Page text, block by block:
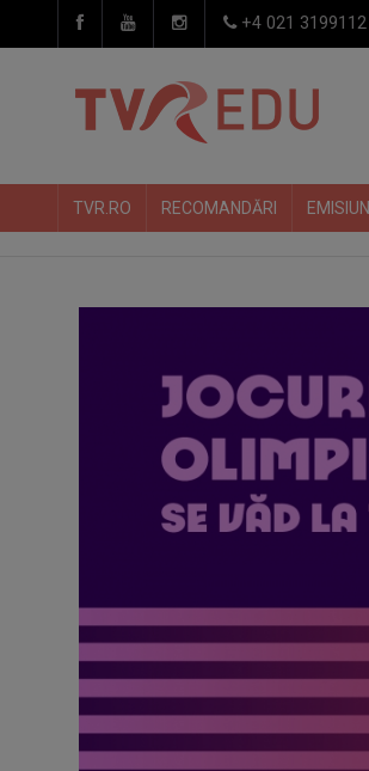
+4 021 3199112
TVR.RO RECOMANDĂRI EMISIUNI